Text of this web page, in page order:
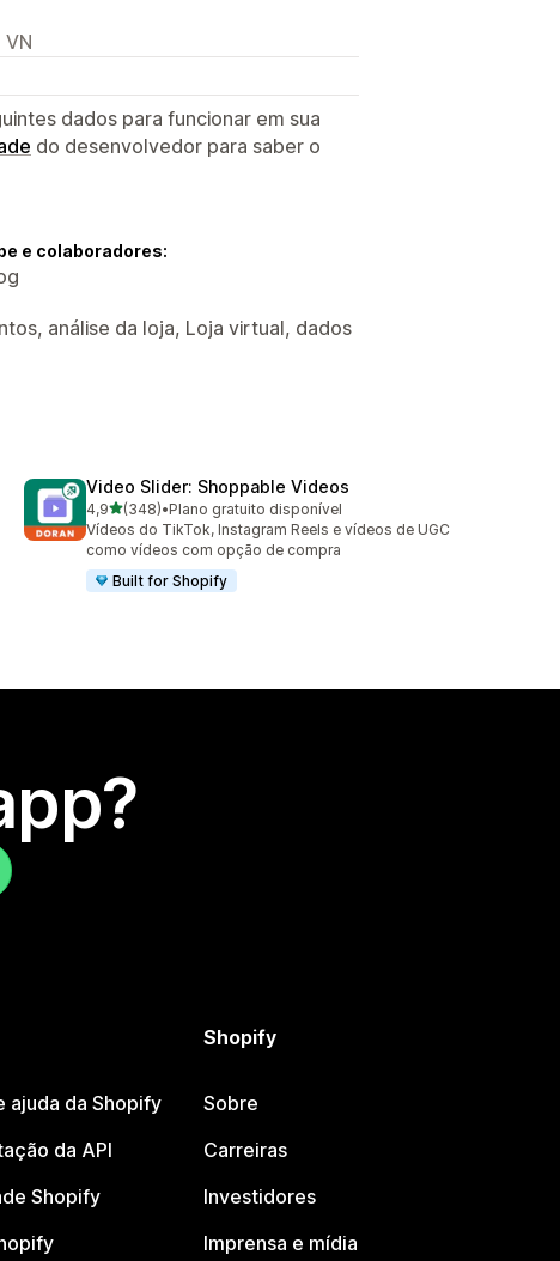
dados para funcionar em sua
do desenvolvedor para saber o
e colaboradores:
análise da loja, Loja virtual, dados
Video Slider: Shoppable Videos
4,9de 5 estrelas
(348)
348 avaliações ao todo
•Plano gratuito disponível
Vídeos do TikTok, Instagram Reels e vídeos de UGC
como vídeos com opção de compra
Built for Shopify
ajuda da Shopify
da API
Shopify
Shopify
Sobre
Carreiras
Investidores
Imprensa e mídia